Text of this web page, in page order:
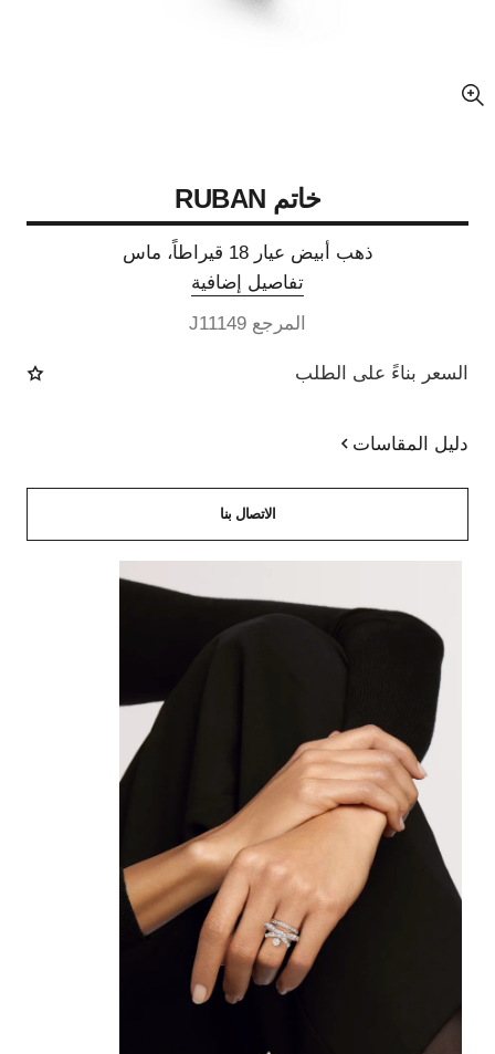
عرض مكبّر عن الصورة
خاتم RUBAN
ذهب أبيض عيار 18 قيراطاً، ماس
تفاصيل إضافية
المرجع J11149
السعر بناءً على الطلب
دليل المقاسات
الاتصال بنا